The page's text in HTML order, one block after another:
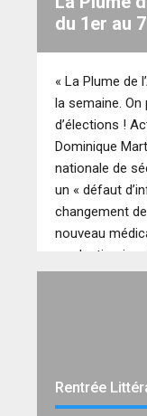
du 1er au
« La Plume de
la semaine. On
d’élections !
Dominique
nationale de
un « défaut
changement
nouveau
production
Rentrée